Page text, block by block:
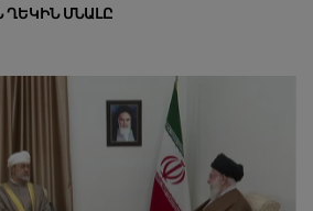
ՄՆԱԼԸ